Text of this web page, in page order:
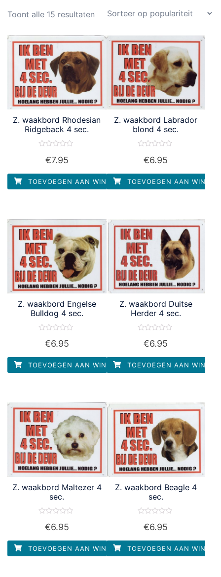
Toont alle 15 resultaten
Z. waakbord Rhodesian
Ridgeback 4 sec.
5
€7.95
TOEVOEGEN AAN WINKELWAGEN
Z. waakbord Labrador
blond 4 sec.
5
€6.95
TOEVOEGEN AAN
Z. waakbord Engelse
Bulldog 4 sec.
5
€6.95
TOEVOEGEN AAN WINKELWAGEN
Z. waakbord Duitse
Herder 4 sec.
5
€6.95
TOEVOEGEN AAN
Z. waakbord Maltezer 4
sec.
5
€6.95
TOEVOEGEN AAN WINKELWAGEN
Z. waakbord Beagle 4
sec.
5
€6.95
TOEVOEGEN AAN